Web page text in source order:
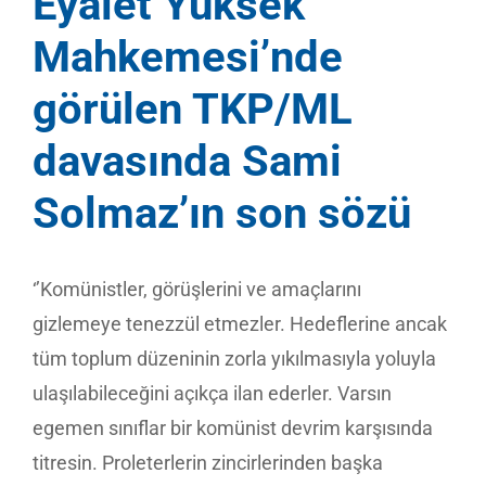
Mahkemesi’nde
görülen TKP/ML
davasında Sami
Solmaz’ın son sözü
‘’Komünistler, görüşlerini ve amaçlarını
gizlemeye tenezzül etmezler. Hedeflerine ancak
tüm toplum düzeninin zorla yıkılmasıyla yoluyla
ulaşılabileceğini açıkça ilan ederler. Varsın
egemen sınıflar bir komünist devrim karşısında
titresin. Proleterlerin zincirlerinden başka